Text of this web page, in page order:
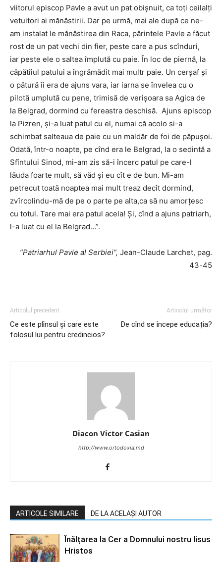
viitorul episcop Pavle a avut un pat obișnuit, ca toți ceilalți
vetuitori ai mănăstirii. Dar pe urmă, mai ale după ce ne-
am instalat le mănăstirea din Raca, părintele Pavle a făcut
rost de un pat vechi din fier, peste care a pus scînduri,
iar peste ele o saltea împlută cu paie. În loc de piernă, la
căpătîiul patului a îngrămădit mai multr paie. Un cerșaf și
o pătură îi era de ajuns vara, iar iarna se învelea cu o
pilotă umplută cu pene, trimisă de verișoara sa Agica de
la Belgrad, dormind cu fereastra deschisă. Ajuns episcop
la Pizren, și-a luat patul cu el, numai că acolo si-a
schimbat salteaua de paie cu un maldăr de foi de păpușoi.
Odată, într-o noapte, pe cînd era le Belgrad, la o sedintă a
Sfîntului Sinod, mi-am zis să-i încerc patul pe care-l
lăuda foarte mult, să văd și eu cît e de bun. Mi-am
petrecut toată noaptea mai mult treaz decît dormind,
zvîrcolindu-mă de pe o parte pe alta,ca să nu amorțesc
cu totul. Tare mai era patul acela! Și, cînd a ajuns patriarh,
l-a luat cu el la Belgrad…”.
”Patriarhul Pavle al Serbiei”, Jean-Claude Larchet, pag.
43-45
Articolul precedent
Ce este plînsul și care este
folosul lui pentru credincios?
Articolul următor
De cînd se începe educația?
Diacon Victor Casian
http://www.ortodoxia.md
ARTICOLE SIMILARE DE LA ACELAȘI AUTOR
Înălțarea la Cer a Domnului nostru Iisus
Hristos